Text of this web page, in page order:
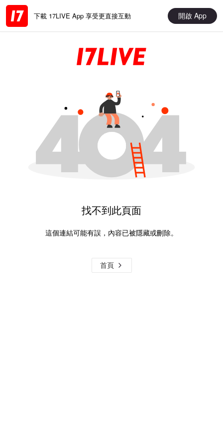
下載 17LIVE App 享受更直接互動 開啟 App
找不到此頁面
這個連結可能有誤，內容已被隱藏或刪除。
首頁